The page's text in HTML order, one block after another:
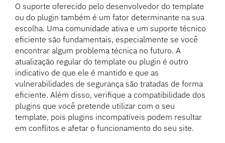
O suporte oferecido pelo desenvolvedor do template
ou do plugin também é um fator determinante na sua
escolha. Uma comunidade ativa e um suporte técnico
eficiente são fundamentais, especialmente se você
encontrar algum problema técnica no futuro. A
atualização regular do template ou plugin é outro
indicativo de que ele é mantido e que as
vulnerabilidades de segurança são tratadas de forma
eficiente. Além disso, verifique a compatibilidade dos
plugins que você pretende utilizar com o seu
template, pois plugins incompatíveis podem resultar
em conflitos e afetar o funcionamento do seu site.